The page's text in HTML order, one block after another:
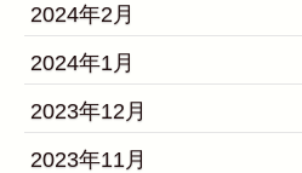
2024年2月
2024年1月
2023年12月
2023年11月